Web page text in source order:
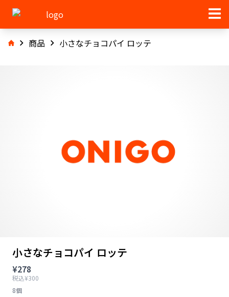
商品 小さなチョコパイ ロッテ
小さなチョコパイ ロッテ
¥278
税込¥300
8個